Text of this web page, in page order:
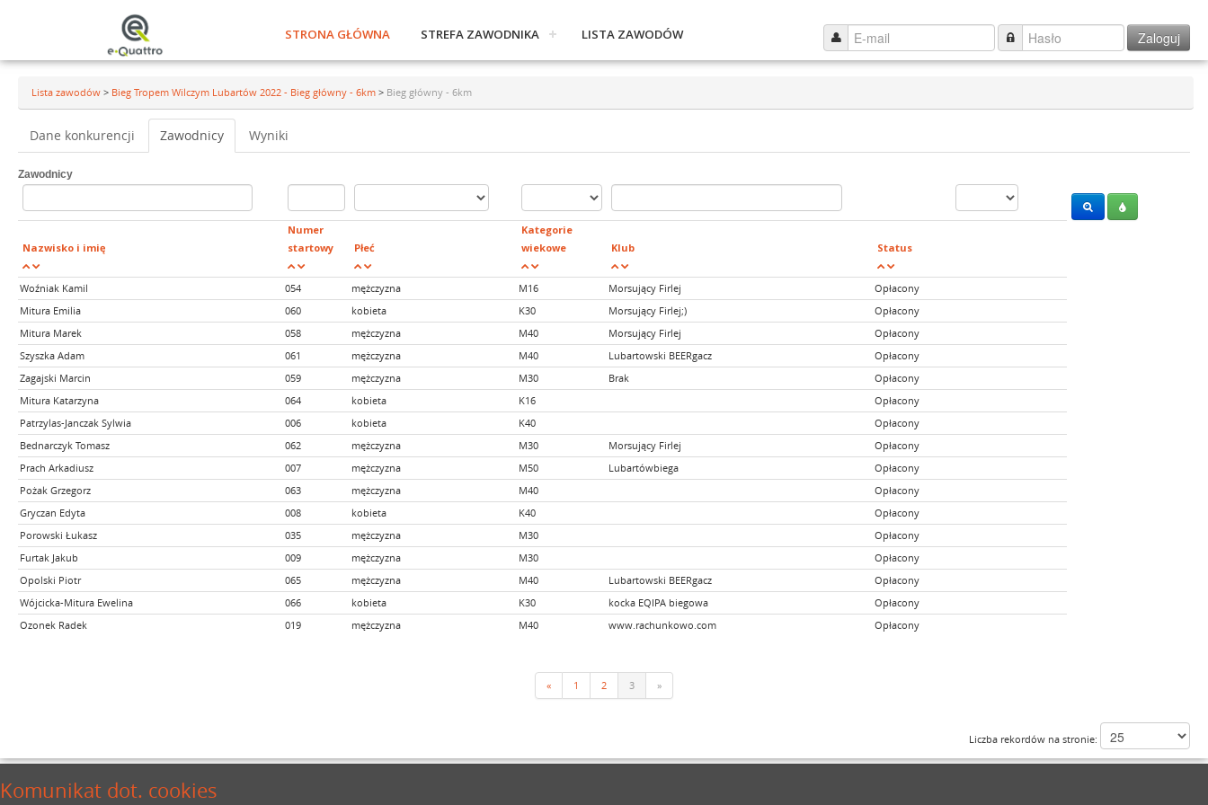
Komunikat dot. cookies
Zaloguj
STRONA GŁÓWNA STREFA ZAWODNIKA LISTA ZAWODÓW
Lista zawodów > Bieg Tropem Wilczym Lubartów 2022 - Bieg główny - 6km > Bieg główny - 6km
Dane konkurencji Zawodnicy Wyniki
Zawodnicy
Nazwisko i imię
Numer
startowy
Płeć
Kategorie
wiekowe
Klub Status
Woźniak Kamil 054 mężczyzna M16 Morsujący Firlej
Opłacony
Mitura Emilia
060 kobieta K30 Morsujący Firlej;)
Opłacony
Mitura Marek
058 mężczyzna M40 Morsujący Firlej
Opłacony
Szyszka Adam
061 mężczyzna M40 Lubartowski BEERgacz
Opłacony
Zagajski Marcin
059 mężczyzna M30 Brak
Opłacony
Mitura Katarzyna
064 kobieta K16
Opłacony
Patrzylas-Janczak Sylwia
006 kobieta K40
Opłacony
Bednarczyk Tomasz
062 mężczyzna M30 Morsujący Firlej
Opłacony
Prach Arkadiusz
007 mężczyzna M50 Lubartówbiega
Opłacony
Pożak Grzegorz
063 mężczyzna M40
Opłacony
Gryczan Edyta
008 kobieta K40
Opłacony
Porowski Łukasz
035 mężczyzna M30
Opłacony
Furtak Jakub
009 mężczyzna M30
Opłacony
Opolski Piotr
065 mężczyzna M40 Lubartowski BEERgacz
Opłacony
Wójcicka-Mitura Ewelina
066 kobieta K30 kocka EQIPA biegowa
Opłacony
Ozonek Radek
019 mężczyzna M40 www.rachunkowo.com Opłacony
« 1 2 3 »
Liczba rekordów na stronie: